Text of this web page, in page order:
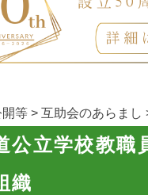
等> 互助会のあらまし
公立学校教職
織